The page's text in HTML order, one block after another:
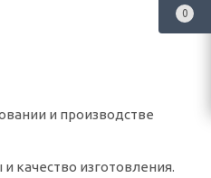
и производстве
качество изготовления.
0